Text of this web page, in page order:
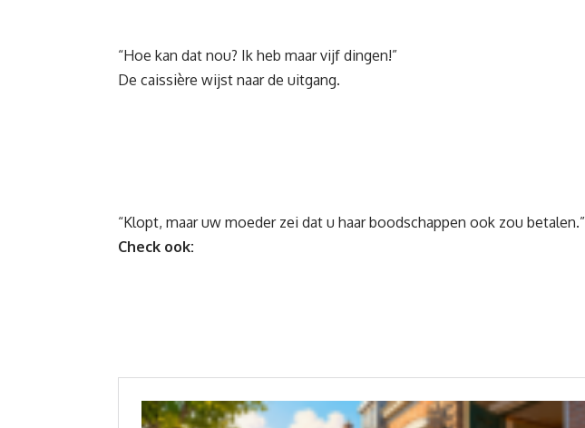
“Hoe kan dat nou? Ik heb maar vijf dingen!”
De caissière wijst naar de uitgang.
“Klopt, maar uw moeder zei dat u haar boodschappen ook zou betalen.”
Check ook: